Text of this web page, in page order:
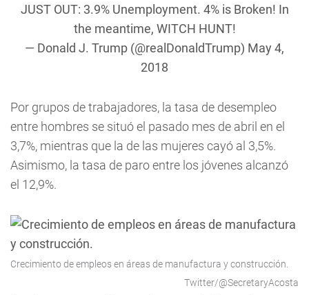
JUST OUT: 3.9% Unemployment. 4% is Broken! In
the meantime, WITCH HUNT!
— Donald J. Trump (@realDonaldTrump) May 4,
2018
Por grupos de trabajadores, la tasa de desempleo
entre hombres se situó el pasado mes de abril en el
3,7%, mientras que la de las mujeres cayó al 3,5%.
Asimismo, la tasa de paro entre los jóvenes alcanzó
el 12,9%.
Crecimiento de empleos en áreas de manufactura y construcción.
Twitter/@SecretaryAcosta